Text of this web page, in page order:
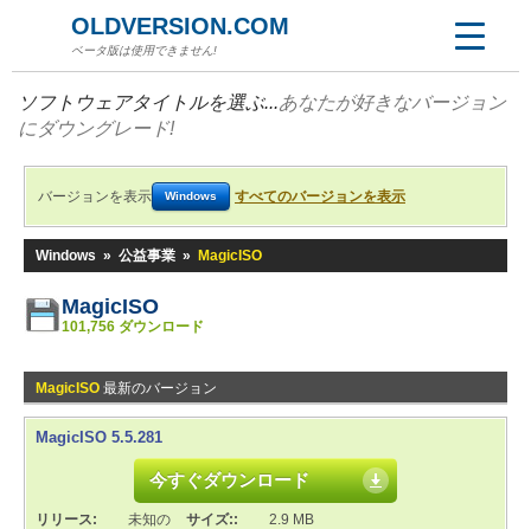
OLDVERSION.COM
ベータ版は使用できません!
ソフトウェアタイトルを選ぶ...あなたが好きなバージョン
にダウングレード!
バージョンを表示 Windows すべてのバージョンを表示
Windows » 公益事業 » MagicISO
MagicISO
101,756 ダウンロード
MagicISO 最新のバージョン
MagicISO 5.5.281
今すぐダウンロード
リリース: 未知の サイズ::
2.9 MB